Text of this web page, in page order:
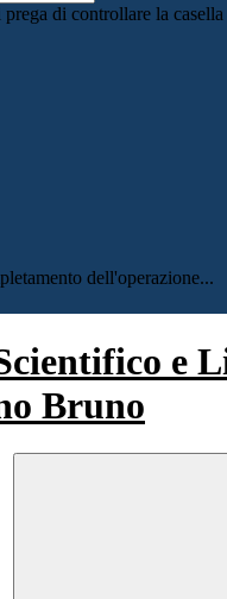
di controllare la
dell'operazione...